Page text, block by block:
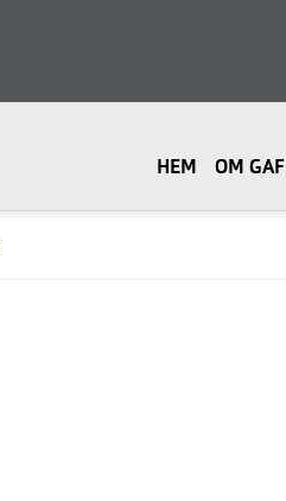
HEM OM GAF